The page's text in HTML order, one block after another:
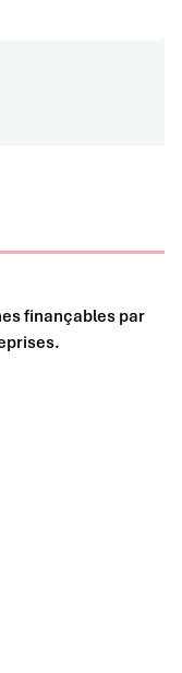
finançables par